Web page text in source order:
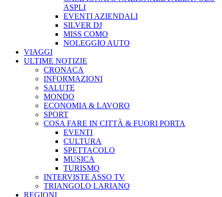
ASPLI
EVENTI AZIENDALI
SILVER DJ
MISS COMO
NOLEGGIO AUTO
VIAGGI
ULTIME NOTIZIE
CRONACA
INFORMAZIONI
SALUTE
MONDO
ECONOMIA & LAVORO
SPORT
COSA FARE IN CITTÀ & FUORI PORTA
EVENTI
CULTURA
SPETTACOLO
MUSICA
TURISMO
INTERVISTE ASSO TV
TRIANGOLO LARIANO
REGIONI